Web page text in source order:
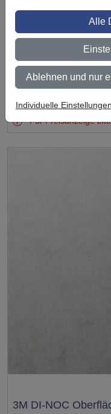
Test
3M DI-NOC
DE
Für Preisanzeige
Test
3M DI-NOC
Alle
Ablehnen und nur
Individuelle Einstellungen